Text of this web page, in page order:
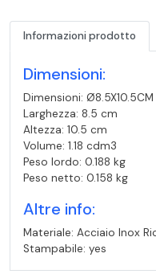
Informazioni prodotto
Dimensioni:
Dimensioni: Ø8.5X10.5CM
Larghezza: 8.5 cm
Altezza: 10.5 cm
Volume: 1.18 cdm3
Peso lordo: 0.188 kg
Peso netto: 0.158 kg
Altre info:
Materiale: Acciaio Inox
Stampabile: yes